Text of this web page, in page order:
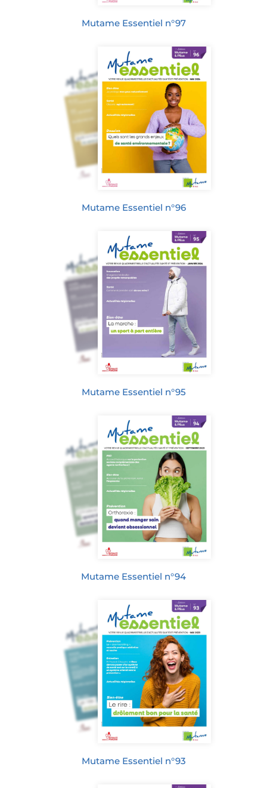
Mutame Essentiel n°97
Mutame Essentiel n°96
Mutame Essentiel n°95
Mutame Essentiel n°94
Mutame Essentiel n°93